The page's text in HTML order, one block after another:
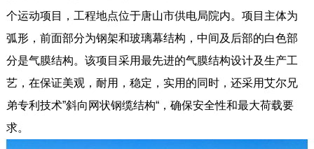
个运动项目，工程地点位于唐山市供电局院内。项目主体为
弧形，前面部分为钢架和玻璃幕结构，中间及后部的白色部
分是气膜结构。该项目采用最先进的气膜结构设计及生产工
艺，在保证美观，耐用，稳定，实用的同时，还采用艾尔兄
弟专利技术”斜向网状钢缆结构“，确保安全性和最大荷载要
求。